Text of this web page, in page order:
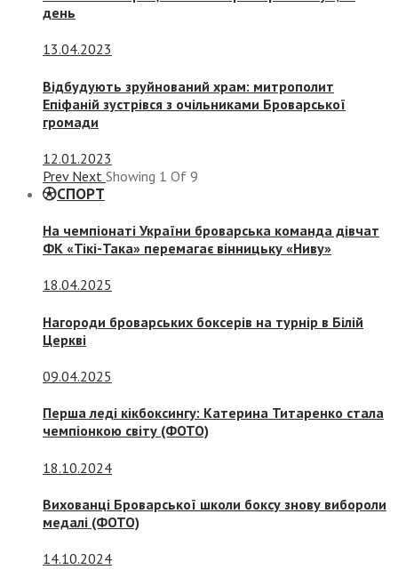
день
13.04.2023
Відбудують зруйнований храм: митрополит
Епіфаній зустрівся з очільниками Броварської
громади
12.01.2023
Prev Next Showing 1 Of 9
СПОРТ
На чемпіонаті України броварська команда дівчат
ФК «Тікі-Така» перемагає вінницьку «Ниву»
18.04.2025
Нагороди броварських боксерів на турнір в Білій
Церкві
09.04.2025
Перша леді кікбоксингу: Катерина Титаренко стала
чемпіонкою світу (ФОТО)
18.10.2024
Вихованці Броварської школи боксу знову вибороли
медалі (ФОТО)
14.10.2024